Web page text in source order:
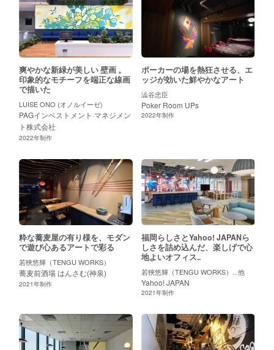
爽やかな新緑が美しい 壁画 。
印象的なモチーフを端正な線画
で描いた
LUISE ONO (オノルイーゼ)
PAGインベストメント·マネジメン
ト株式会社
2022年制作
ポーカーの場を熱狂させる、エ
ッジが効いた鮮やかなアート
澁谷忠臣
Poker Room UPs
2022年制作
粋な蕎麦屋の有り様を、モダン
で遊び心あるアートで彩る
若狹悠輝（TENGU WORKS）
蕎麦前酒場 はんさむ(神泉)
2021年制作
福岡らしさとYahoo! JAPANら
しさを詰め込んだ、楽しげで心
地よいオフィス..
若狹悠輝（TENGU WORKS）...他
Yahoo! JAPAN
2021年制作